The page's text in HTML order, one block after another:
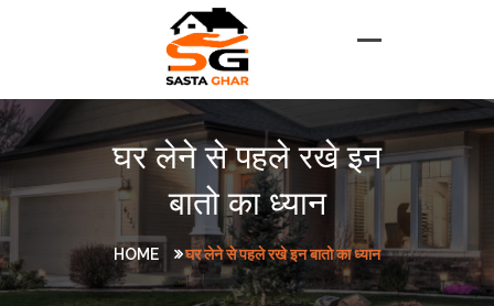
घर लेने से पहले रखे इन
बातो का ध्यान
HOME घर लेने से पहले रखे इन बातो का ध्यान